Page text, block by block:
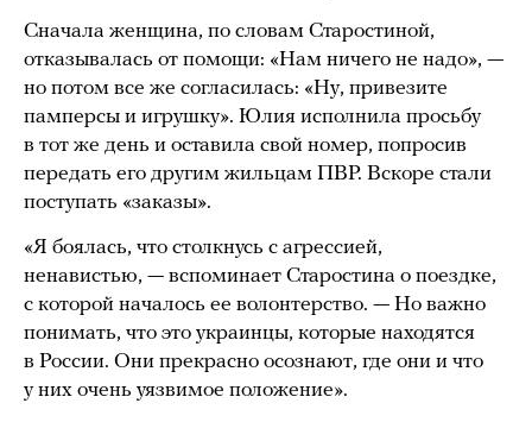
Сначала женщина, по словам Старостиной,
отказывалась от помощи: «Нам ничего не надо», —
но потом все же согласилась: «Ну, привезите
памперсы и игрушку». Юлия исполнила просьбу
в тот же день и оставила свой номер, попросив
передать его другим жильцам ПВР. Вскоре стали
поступать «заказы».
«Я боялась, что столкнусь с агрессией,
ненавистью, — вспоминает Старостина о поездке,
с которой началось ее волонтерство. — Но важно
понимать, что это украинцы, которые находятся
в России. Они прекрасно осознают, где они и что
у них очень уязвимое положение».